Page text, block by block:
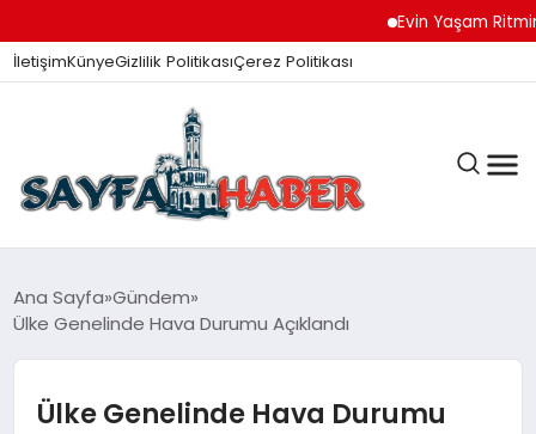
Evin Yaşam Ritmini
İletişimKünyeGizlilik PolitikasıÇerez Politikası
ANA SAYFA
Ana Sayfa Gündem
Ülke Genelinde Hava Durumu Açıklandı
Ülke Genelinde Hava Durumu